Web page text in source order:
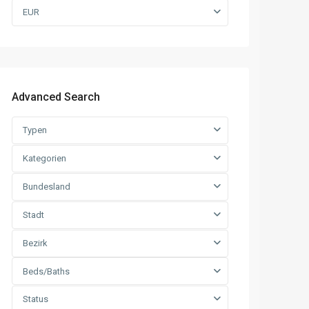
EUR
Advanced Search
Typen
Kategorien
Bundesland
Stadt
Bezirk
Beds/Baths
Status